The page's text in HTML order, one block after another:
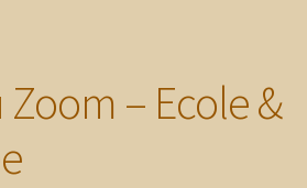
– Ecole &